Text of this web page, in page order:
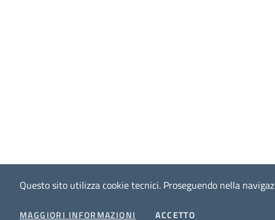
Questo sito utilizza cookie tecnici. Proseguendo nella
MAGGIORI INFORMAZIONI ACCETTO